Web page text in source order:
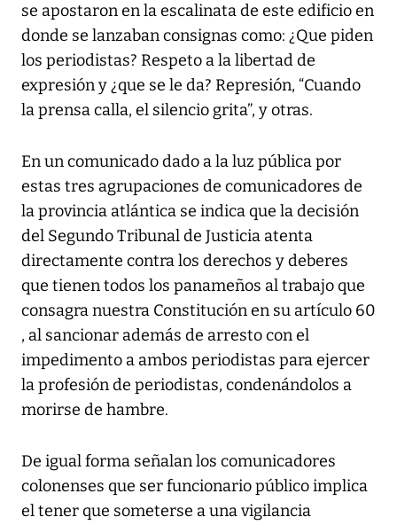
se apostaron en la escalinata de este edificio en
donde se lanzaban consignas como: ¿Que piden
los periodistas? Respeto a la libertad de
expresión y ¿que se le da? Represión, “Cuando
la prensa calla, el silencio grita”, y otras.
En un comunicado dado a la luz pública por
estas tres agrupaciones de comunicadores de
la provincia atlántica se indica que la decisión
del Segundo Tribunal de Justicia atenta
directamente contra los derechos y deberes
que tienen todos los panameños al trabajo que
consagra nuestra Constitución en su artículo 60
, al sancionar además de arresto con el
impedimento a ambos periodistas para ejercer
la profesión de periodistas, condenándolos a
morirse de hambre.
De igual forma señalan los comunicadores
colonenses que ser funcionario público implica
el tener que someterse a una vigilancia